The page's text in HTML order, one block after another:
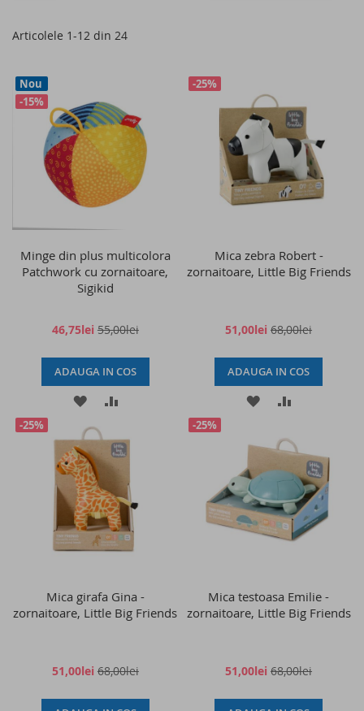
Articolele 1-12 din 24
Nou
-15%
Minge din plus multicolora
Patchwork cu zornaitoare,
Sigikid
46,75lei 55,00lei
ADAUGA IN COS
ADAUGATI
LA
LISTA
DE
DORINTE
ADAUGATI
COMPARARE
-25%
Mica zebra Robert -
zornaitoare, Little Big Friends
51,00lei 68,00lei
ADAUGA IN COS
ADAUGATI
LISTA
DORINTE
-25%
Mica girafa Gina -
zornaitoare, Little Big Friends
51,00lei 68,00lei
-25%
Mica testoasa Emilie -
zornaitoare, Little Big Friends
51,00lei 68,00lei